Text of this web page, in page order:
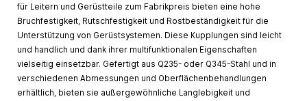
für Leitern und Gerüstteile zum Fabrikpreis bieten eine hohe
Bruchfestigkeit, Rutschfestigkeit und Rostbeständigkeit für die
Unterstützung von Gerüstsystemen. Diese Kupplungen sind leicht
und handlich und dank ihrer multifunktionalen Eigenschaften
vielseitig einsetzbar. Gefertigt aus Q235- oder Q345-Stahl und in
verschiedenen Abmessungen und Oberflächenbehandlungen
erhältlich, bieten sie außergewöhnliche Langlebigkeit und